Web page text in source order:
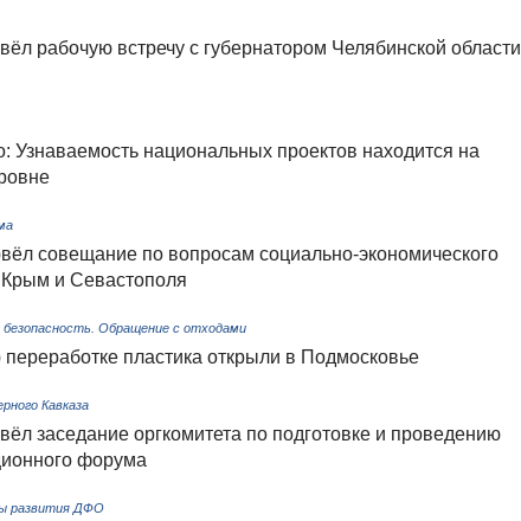
рабочую встречу с губернатором Челябинской области
национальных проектов находится на
совещание по вопросам социально-экономического
Крым и Севастополя
безопасность. Обращение с отходами
пластика открыли в Подмосковье
Кавказа
заседание оргкомитета по подготовке и проведению
форума
развития ДФО